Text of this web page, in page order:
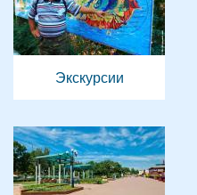
Экскурсии